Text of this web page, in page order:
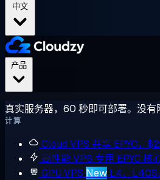
中文
真实服务器，60 秒即可部署。没有
计算
Cloud VPS 共享 EPYC，
高性能 VPS 专用 EPYC 核
GPU VPS New L4、L40S